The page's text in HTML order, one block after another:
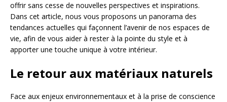
offrir sans cesse de nouvelles perspectives et inspirations.
Dans cet article, nous vous proposons un panorama des
tendances actuelles qui façonnent l’avenir de nos espaces de
vie, afin de vous aider à rester à la pointe du style et à
apporter une touche unique à votre intérieur.
Le retour aux matériaux naturels
Face aux enjeux environnementaux et à la prise de conscience